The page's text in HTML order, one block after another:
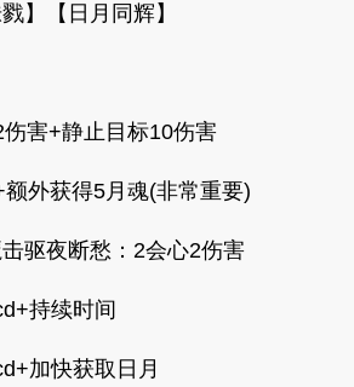
】【日月同辉】
害+静止目标10伤害
外获得5月魂(非常重要)
夜断愁：2会心2伤害
持续时间
加快获取日月